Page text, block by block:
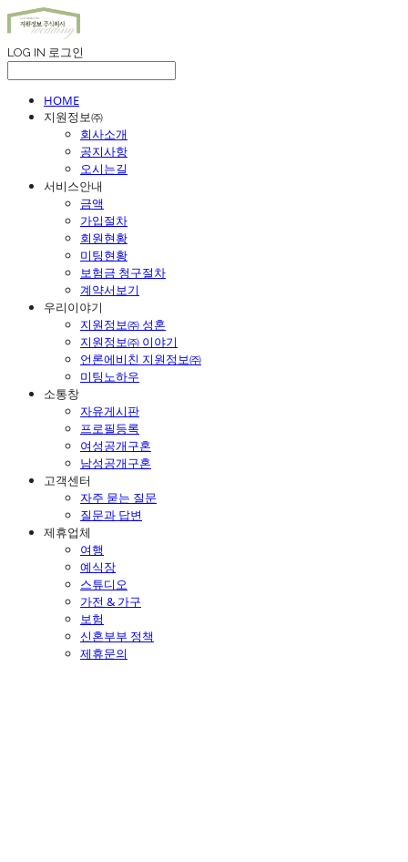
LOG IN 로그인
HOME
지원정보㈜
회사소개
공지사항
오시는길
서비스안내
금액
가입절차
회원현황
미팅현황
보험금 청구절차
계약서보기
우리이야기
지원정보㈜ 성혼
지원정보㈜ 이야기
언론에비친 지원정보㈜
미팅노하우
소통창
자유게시판
프로필등록
여성공개구혼
남성공개구혼
고객센터
자주 묻는 질문
질문과 답변
제휴업체
여행
예식장
스튜디오
가전 & 가구
보험
신혼부부 정책
제휴문의